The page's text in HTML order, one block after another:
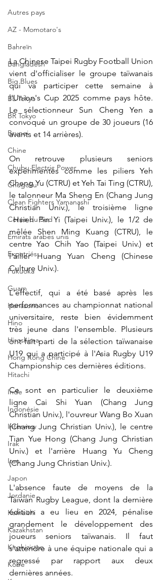
Autres pays
AZ - Momotaro's
Bahreïn
Bangladesh
Big Blues
BL Tokyo
BR Tokyo
Brunei
Chine
Chubu Electric Power
Chugoku
Clean Fighters Yamanashi
Corée du Sud
Emirats arabes unis
Expatriés
Fukuoka
Guam
Hanazono
Hino
Hiroshima
Hong Kong Chine
Hitachi
Inde
Indonésie
Interview
Irak
Iran
Japon
Jordanie
Kamaishi
Kazakhstan
Kirghizistan
Kobe
La Chinese Taipei Rugby Football Union
vient d'officialiser le groupe taïwanais
qui va participer cette semaine à
l'Union's Cup 2025 comme pays hôte.
Le sélectionneur Sun Cheng Yen a
convoqué un groupe de 30 joueurs (16
avants et 14 arrières).
On retrouve plusieurs seniors
expérimentés comme les piliers Yeh
Cheng Yu (CTRU) et Yeh Tai Ting (CTRU),
le talonneur Ma Sheng En (Chang Jung
Christian Univ.), le troisième ligne
Hsieh Pin Yi (Taipei Univ.), le 1/2 de
mêlée Shen Ming Kuang (CTRU), le
centre Yao Chih Yao (Taipei Univ.) et
l'ailier Huang Yuan Cheng
(Chinese
Culture Univ.).
L'effectif, qui a été basé après les
performances au championnat national
universitaire, reste bien évidemment
très jeune dans l'ensemble. Plusieurs
ont fait parti de la sélection taïwanaise
U19 qui a participé à l'Asia Rugby U19
Championship ces dernières éditions.
Ce sont en particulier le deuxième
ligne Cai Shi Yuan (Chang Jung
Christian Univ.), l'ouvreur Wang Bo Xuan
(Chang Jung Christian Univ.), le centre
Tian Yue Hong (Chang Jung Christian
Univ.) et l'arrière Huang Yu Cheng
(Chang Jung Christian Univ.).
L'absence faute de moyens de la
Taiwan Rugby League, dont la dernière
édition a eu lieu en 2024, pénalise
grandement le développement des
joueurs seniors taïwanais. Il faut
s'attendre à une équipe nationale qui a
regressé par rapport aux deux
dernières années.